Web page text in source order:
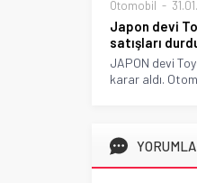
Otomobil
Japon devi
satışları
JAPON devi
karar aldı.